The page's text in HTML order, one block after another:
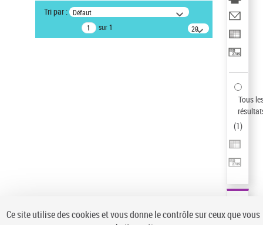
Type de notice d'autorité
Tri par : Défaut
sur 1
20
résultats/page
Tous
(1)
Ce site utilise des cookies et vous donne le contrôle sur ceux que vous